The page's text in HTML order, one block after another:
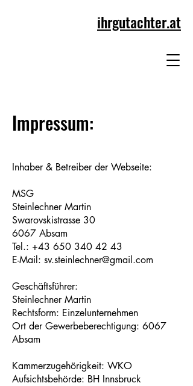
ihrgutachter.at
Impressum:
Inhaber & Betreiber der Webseite:
MSG
Steinlechner Martin
Swarovskistrasse 30
6067 Absam
Tel.: +43 650 340 42 43
E-Mail: sv.steinlechner@gmail.com
Geschäftsführer:
Steinlechner Martin
Rechtsform: Einzelunternehmen
Ort der Gewerbeberechtigung: 6067
Absam
Kammerzugehörigkeit: WKO
Aufsichtsbehörde: BH Innsbruck